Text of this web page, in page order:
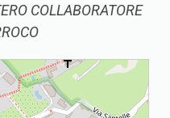
COLLABORATORE
PROTOMARTIRE